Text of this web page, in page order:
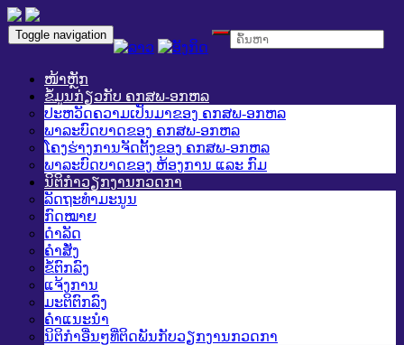
Toggle navigation
ໜ້າຫຼັກ
ຂໍ້ມູນກ່ຽວກັບ ຄກສພ-ອກຫລ
ປະຫວັດຄວາມເປັນມາຂອງ ຄກສພ-ອກຫລ
ພາລະບົດບາດຂອງ ຄກສພ-ອກຫລ
ໂຄງຮ່າງການຈັດຕັ້ງຂອງ ຄກສພ-ອກຫລ
ພາລະບົດບາດຂອງ ຫ້ອງການ ແລະ ກົມ
ນິຕິກໍາວຽກງານກວດກາ
ລັດຖະທໍາມະນູນ
ກົດໝາຍ
ດໍາລັດ
ຄໍາສັ່ງ
ຂໍ້ຕົກລົງ
ແຈ້ງການ
ມະຕິຕົກລົງ
ຄໍາແນະນໍາ
ນິຕິກໍາອື່ນໆທີ່ຕິດພັນກັບວຽກງານກວດກາ